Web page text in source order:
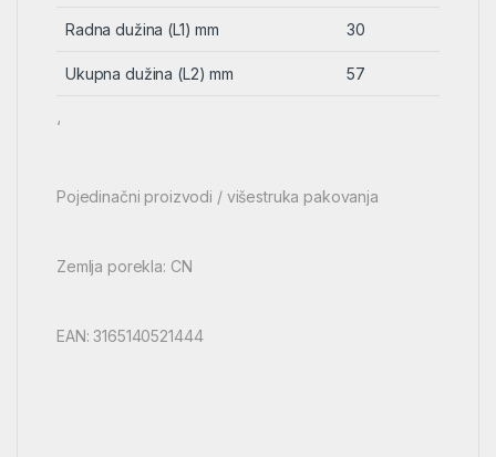
Radna dužina (L1) mm 30
Ukupna dužina (L2) mm 57
‘
Pojedinačni proizvodi / višestruka pakovanja
Zemlja porekla: CN
EAN: 3165140521444